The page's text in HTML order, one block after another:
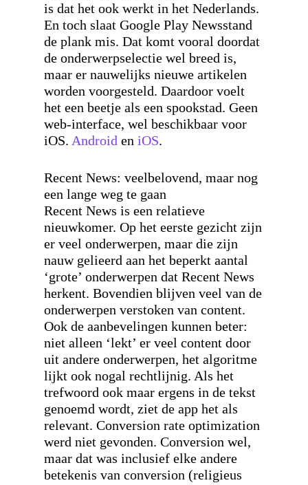
is dat het ook werkt in het Nederlands.
En toch slaat Google Play Newsstand
de plank mis. Dat komt vooral doordat
de onderwerpselectie wel breed is,
maar er nauwelijks nieuwe artikelen
worden voorgesteld. Daardoor voelt
het een beetje als een spookstad. Geen
web-interface, wel beschikbaar voor
iOS. Android en iOS.
Recent News: veelbelovend, maar nog
een lange weg te gaan
Recent News is een relatieve
nieuwkomer. Op het eerste gezicht zijn
er veel onderwerpen, maar die zijn
nauw gelieerd aan het beperkt aantal
‘grote’ onderwerpen dat Recent News
herkent. Bovendien blijven veel van de
onderwerpen verstoken van content.
Ook de aanbevelingen kunnen beter:
niet alleen ‘lekt’ er veel content door
uit andere onderwerpen, het algoritme
lijkt ook nogal rechtlijnig. Als het
trefwoord ook maar ergens in de tekst
genoemd wordt, ziet de app het als
relevant. Conversion rate optimization
werd niet gevonden. Conversion wel,
maar dat was inclusief elke andere
betekenis van conversion (religieus